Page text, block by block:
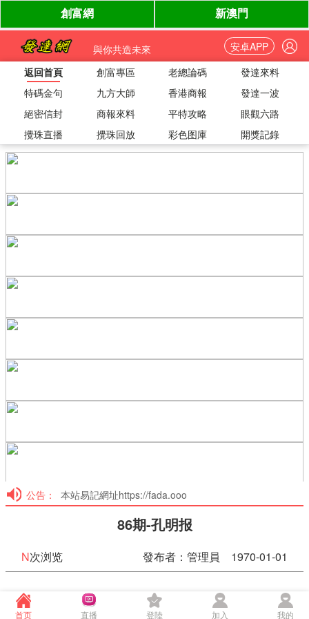
與你共造未來
安卓APP
返回首頁
創富專區 老總論碼
發達來料
特碼金句
九方大師 香港商報
發達一波
絕密信封
商報來料 平特攻略
眼觀六路
攪珠直播
攪珠回放 彩色图庫 開獎記錄
公告： 本站易記網址https://fada.ooo
86期-孔明报
N次浏览 發布者：管理員 1970-01-01
86期-孔明报
首页 直播 登陸 加入 我的